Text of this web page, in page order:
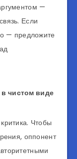
—
Если
— предложите
чистом виде
Чтобы
оппонент